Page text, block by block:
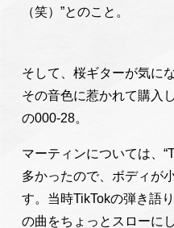
（笑）”とのこと。
そして、桜ギターが気に
その音色に惹かれて購入
の000-28。
マーティンについては、
多かったので、ボディが
す。当時TikTokの弾き語
の曲をちょっとスローに